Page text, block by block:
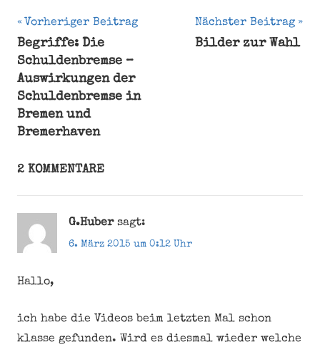
5
Stimmen
ab
16
Beitragsnavigation
Vorheriger Beitrag
Begriffe: Die
Schuldenbremse –
Auswirkungen der
Schuldenbremse in
Bremen und
Bremerhaven
Nächster Beitrag
Bilder zur Wahl
2 KOMMENTARE
G.Huber sagt:
6. März 2015 um 0:12 Uhr
Hallo,
ich habe die Videos beim letzten Mal schon
klasse gefunden. Wird es diesmal wieder welche